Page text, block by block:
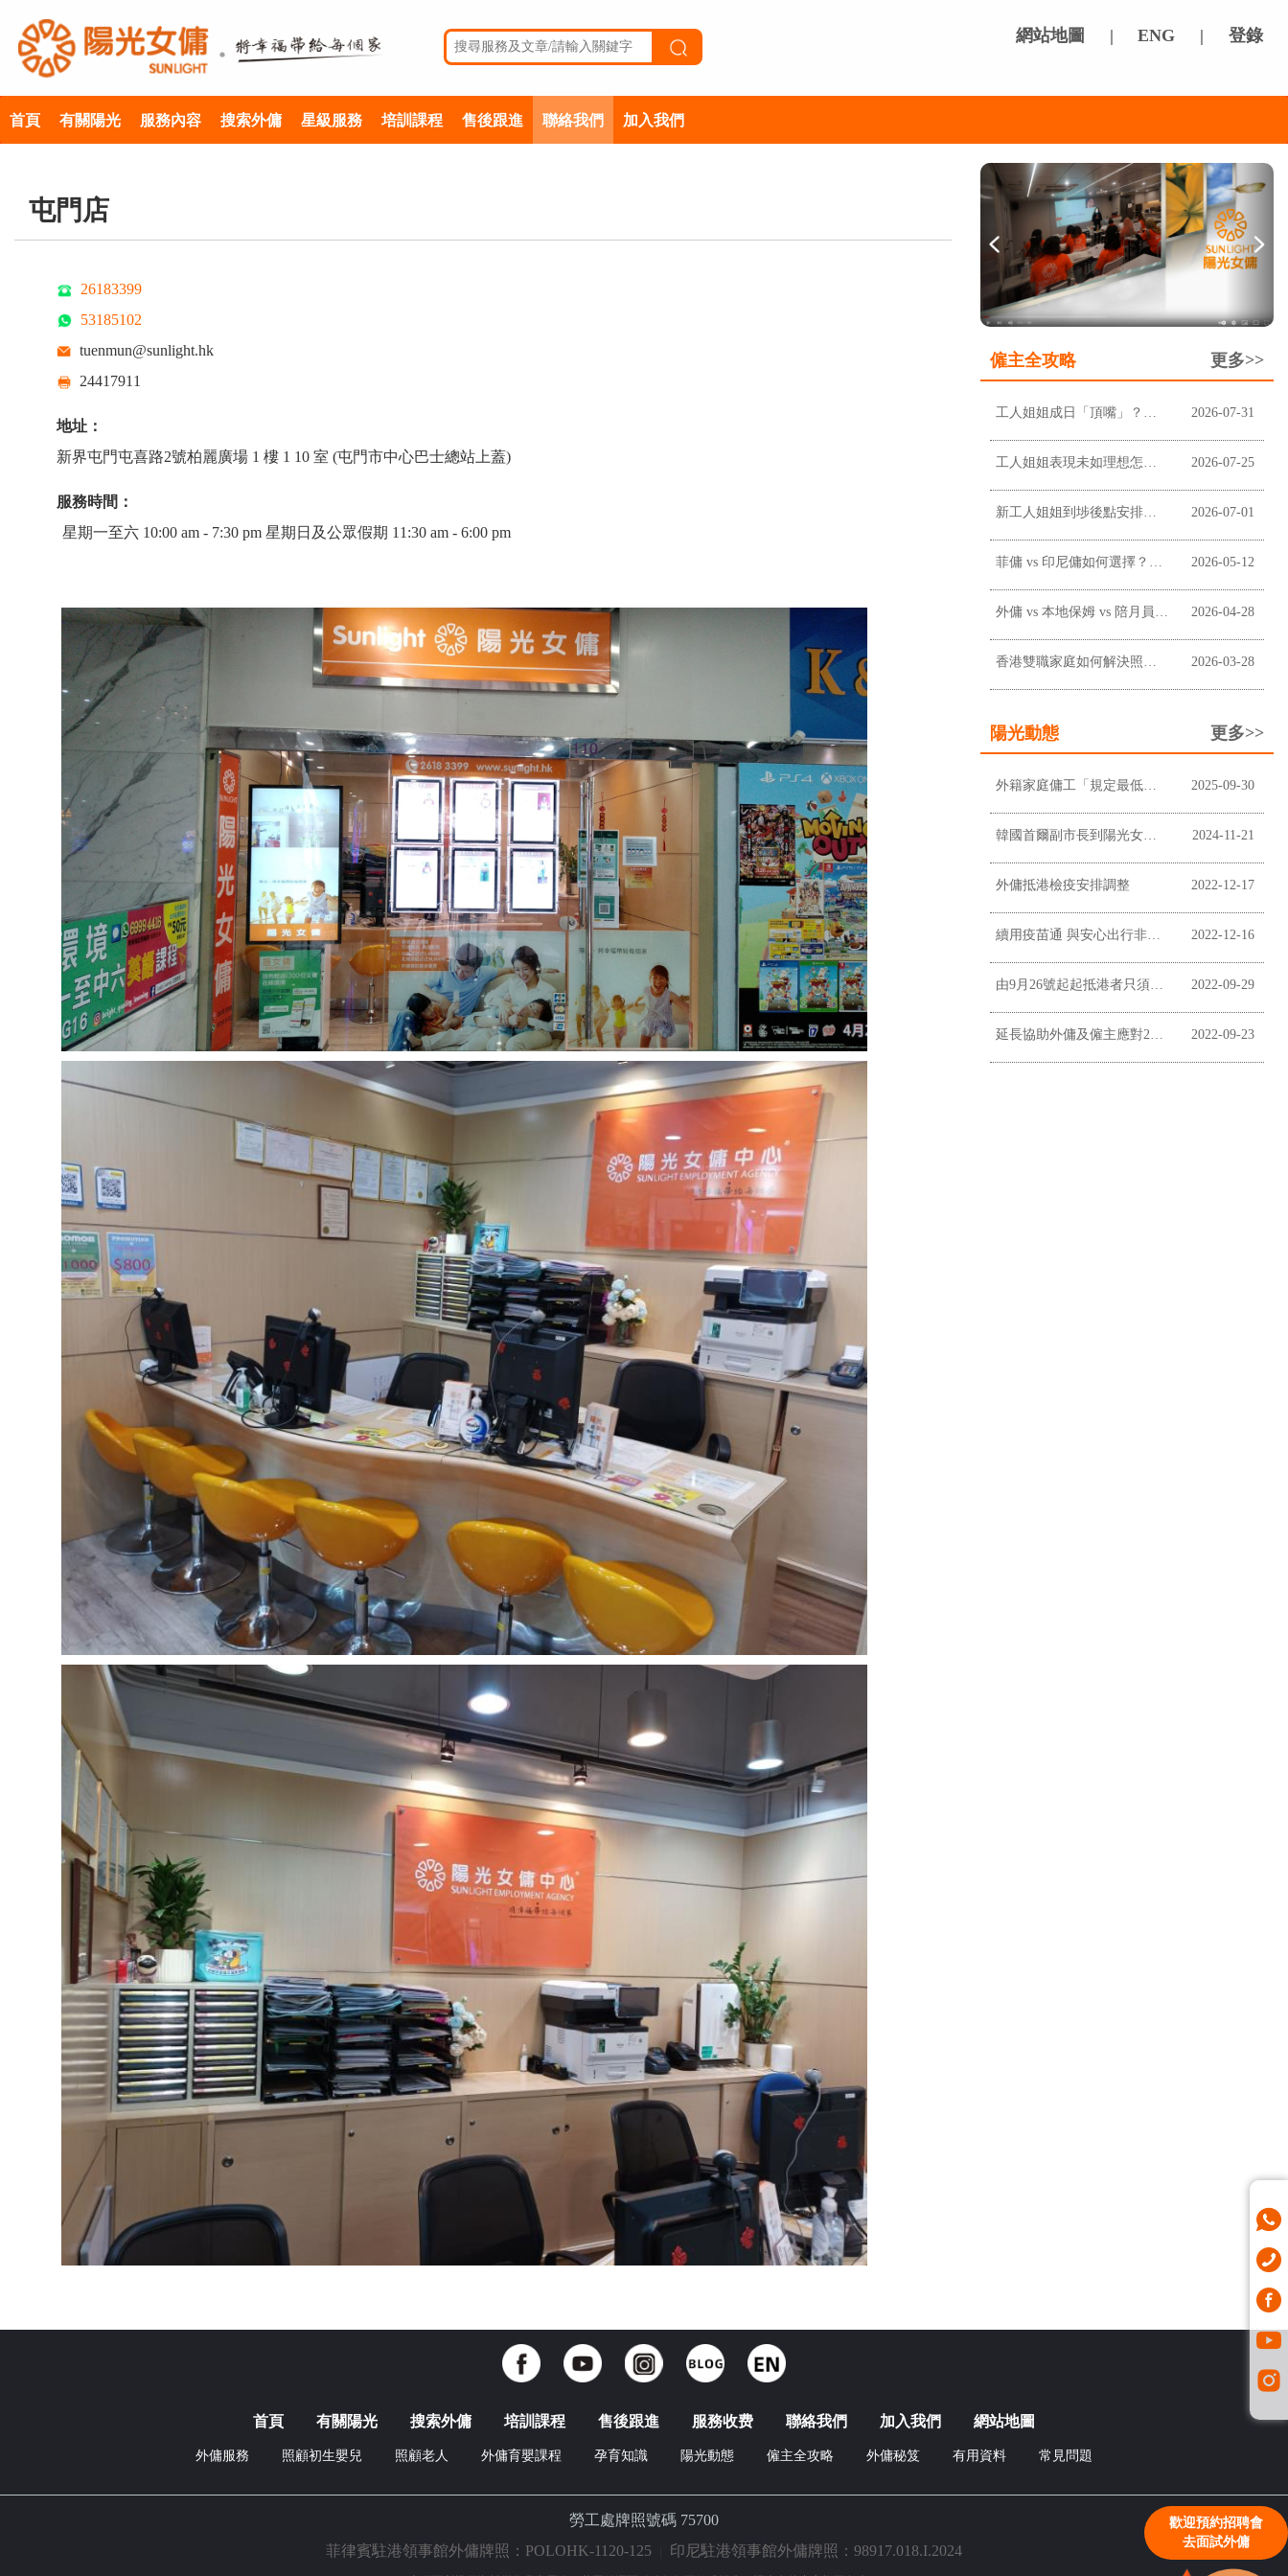
網站地圖 | ENG | 登錄
首頁 有關陽光 服務內容 搜索外傭 星級服務 培訓課程 售後跟進 聯絡我們 加入我們
屯門店
26183399
53185102
tuenmun@sunlight.hk
24417911
地址：
新界屯門屯喜路2號柏麗廣場 1 樓 1 10 室 (屯門市中心巴士總站上蓋)
服務時間：
星期一至六 10:00 am - 7:30 pm 星期日及公眾假期 11:30 am - 6:00 pm
僱主全攻略 更多>>
工人姐姐成日「頂嘴」？先分清楚聽唔明，定係挑戰家規 2026-07-31
工人姐姐表現未如理想怎麼辦？僱主溝通、改善及終止合約前懶人包 2026-07-25
新工人姐姐到埗後點安排？新手僱主工作分配懶人包 2026-07-01
菲傭 vs 印尼傭如何選擇？香港僱主常見考慮因素 2026-05-12
外傭 vs 本地保姆 vs 陪月員：香港家庭應如何選擇？ 2026-04-28
香港雙職家庭如何解決照顧問題？請外傭是否最適合？ 2026-03-28
陽光動態 更多>>
外籍家庭傭工「規定最低工資」上調至$5,100及膳食津貼維持不變 2025-09-30
韓國首爾副市長到陽光女傭中心進行企業拜訪 2024-11-21
外傭抵港檢疫安排調整 2022-12-17
續用疫苗通 與安心出行非掛鉤 2022-12-16
由9月26號起起抵港者只須居家監察三日 2022-09-29
延長協助外傭及僱主應對2019冠狀病毒病疫情 2022-09-23
首頁 有關陽光 搜索外傭 培訓課程 售後跟進 服務收费 聯絡我們 加入我們 網站地圖
外傭服務 照顧初生嬰兒 照顧老人 外傭育嬰課程 孕育知識 陽光動態 僱主全攻略 外傭秘笈 有用資料 常見問題
勞工處牌照號碼 75700
菲律賓駐港領事館外傭牌照：POLOHK-1120-125
印尼駐港領事館外傭牌照：98917.018.I.2024
歡迎預約招聘會
去面試外傭